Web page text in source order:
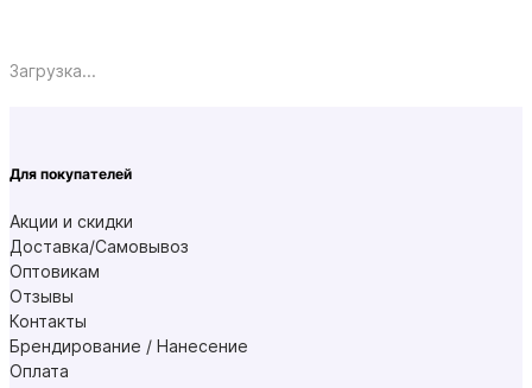
Загрузка...
Для покупателей
Акции и скидки
Доставка/Самовывоз
Оптовикам
Отзывы
Контакты
Брендирование / Нанесение
Оплата